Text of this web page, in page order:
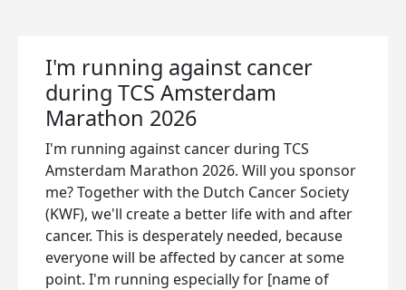
I'm running against cancer
during TCS Amsterdam
Marathon 2026
I'm running against cancer during TCS
Amsterdam Marathon 2026. Will you sponsor
me? Together with the Dutch Cancer Society
(KWF), we'll create a better life with and after
cancer. This is desperately needed, because
everyone will be affected by cancer at some
point. I'm running especially for [name of